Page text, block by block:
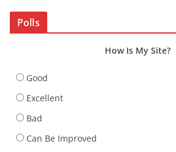
Polls
How Is My Site?
Good
Excellent
Bad
Can Be Improved